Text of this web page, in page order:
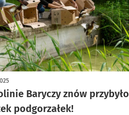
Baryczy znów przybyło
podgorzałek!
z galerią zdjęć